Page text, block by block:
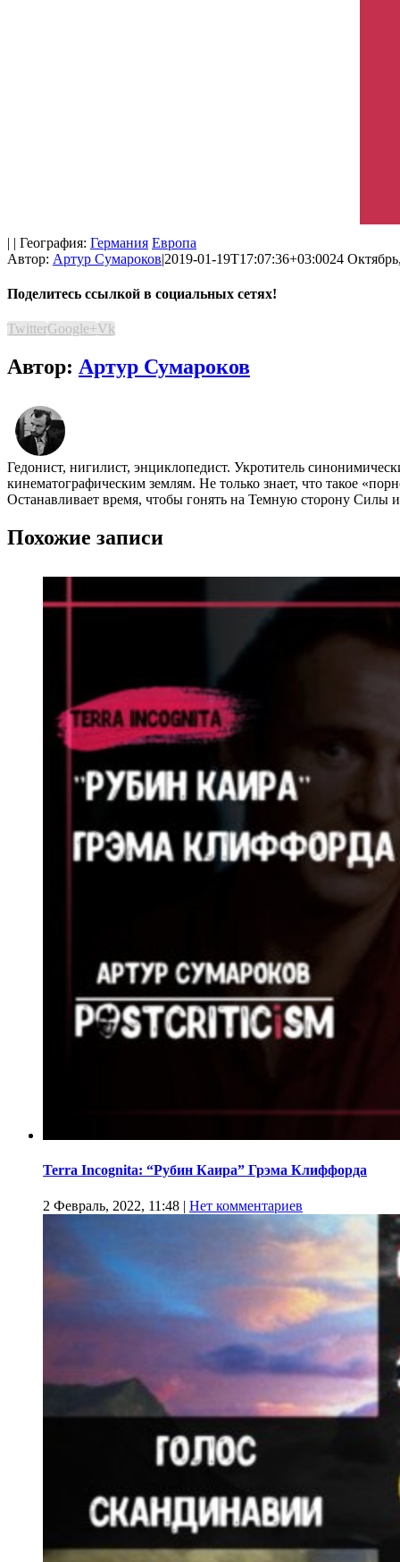
| | География: Германия Европа
Автор: Артур Сумароков|2019-01-19T17:07:36+03:0024
Поделитесь ссылкой в социальных сетях!
TwitterGoogle+Vk
Автор: Артур Сумароков
Гедонист, нигилист, энциклопедист. Укротитель
кинематографическим землям. Не только знает, что такое
Останавливает время, чтобы гонять на Темную сторону Силы
Похожие записи
Terra Incognita: “Рубин Каира” Грэма Клиффорда
2 Февраль, 2022, 11:48 | Нет комментариев